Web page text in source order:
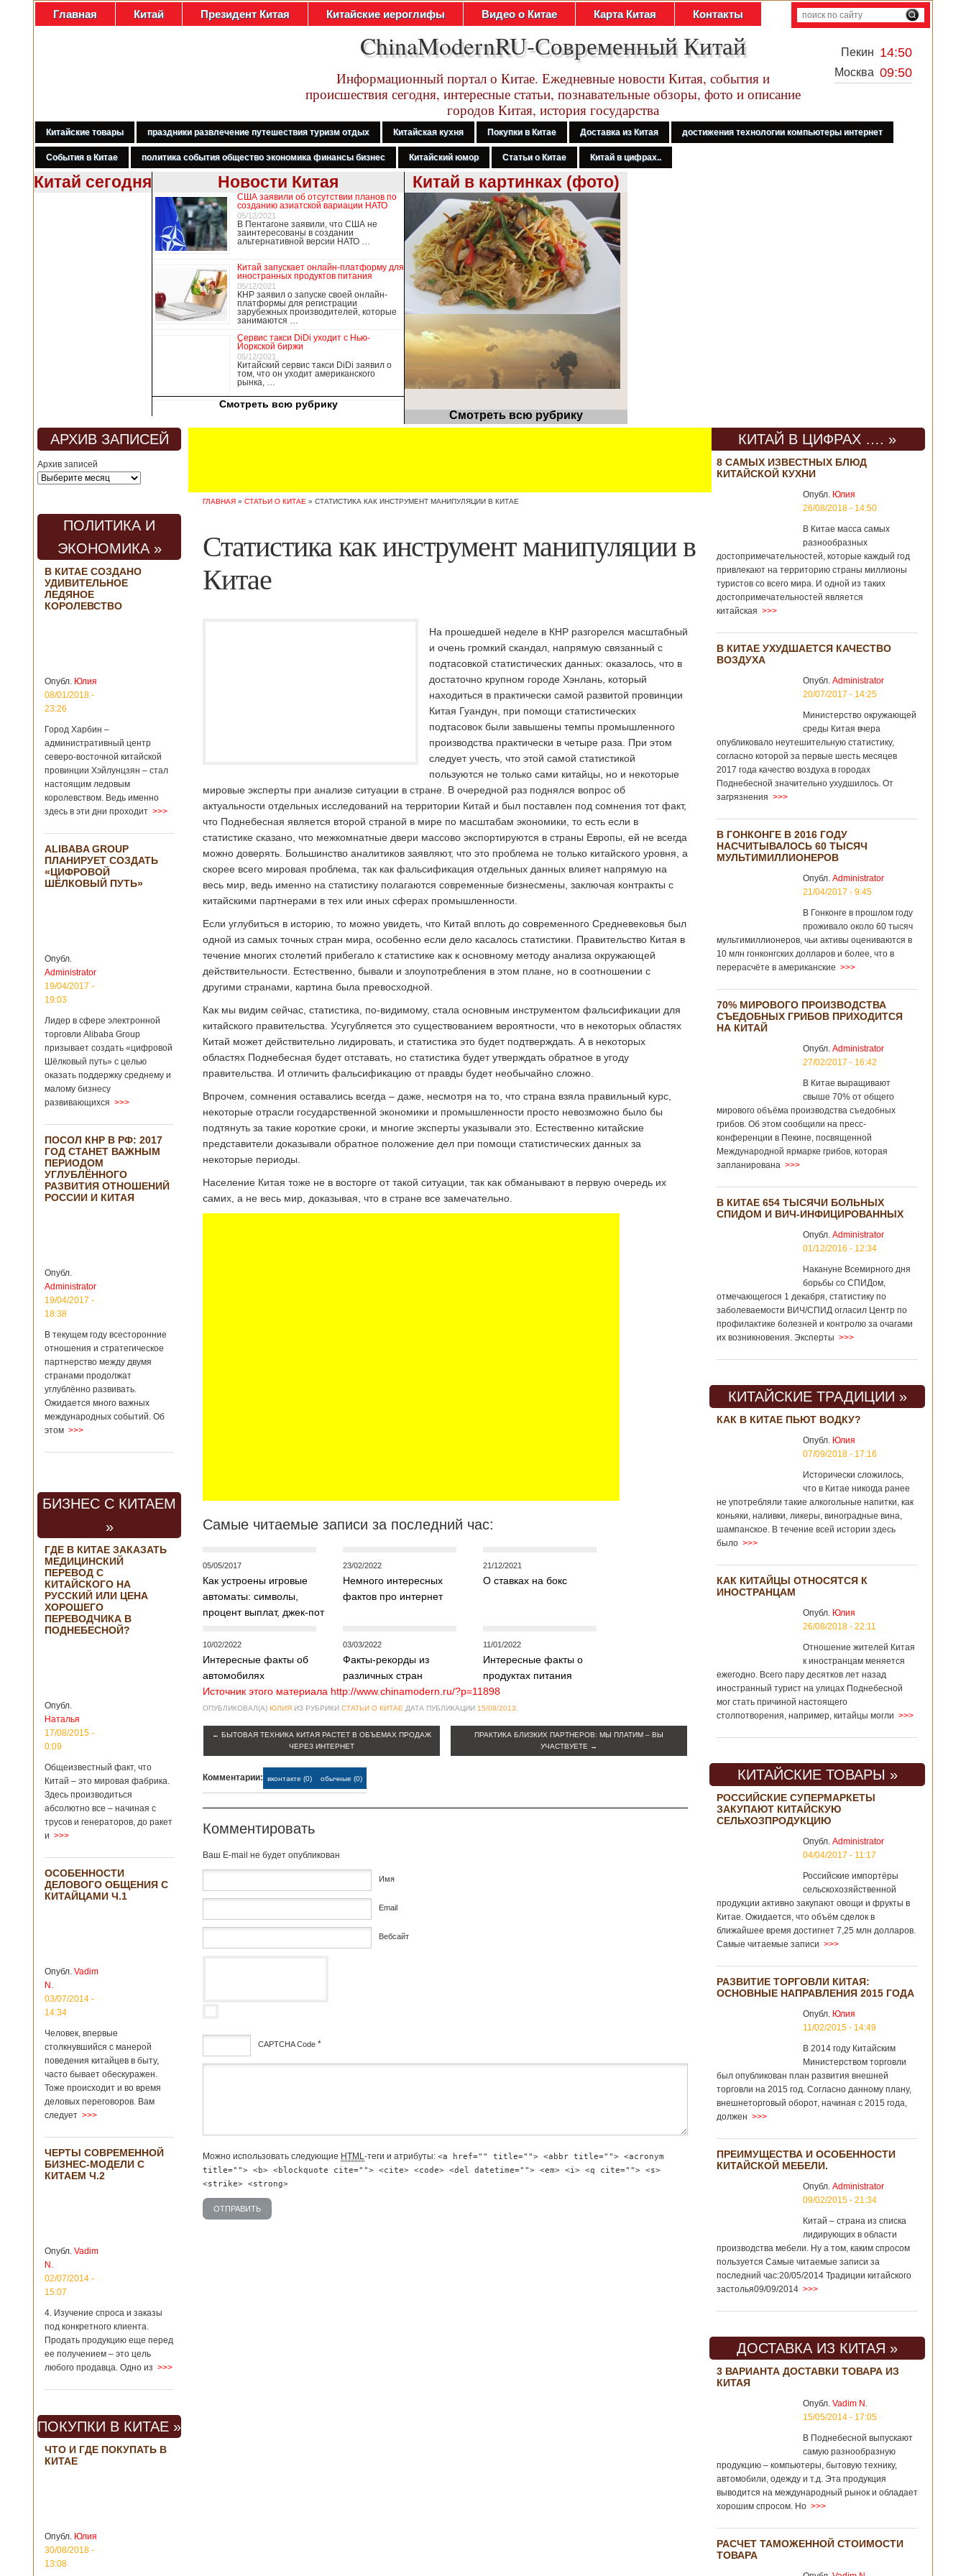
Главная Китай Президент Китая Китайские иероглифы Видео о Китае Карта Китая Контакты
ChinaModernRU-Современный Китай
Информационный портал о Китае. Ежедневные новости Китая, события и
происшествия сегодня, интересные статьи, познавательные обзоры, фото и описание
городов Китая, история государства
Пекин 14:50
Москва 09:50
Китайские товары праздники развлечение путешествия туризм отдых Китайская кухня Покупки в Китае Доставка из Китая достижения технологии компьютеры интернет
События в Китае политика события общество экономика финансы бизнес Китайский юмор Статьи о Китае Китай в цифрах..
Китай сегодня
чтобы власти
полностью
закрыли границу с
материковым
Китаем, что
короонавируса в
регионе.
протеста стало
профсоюзное
объединение
медицинских
работников. По
04/02/2020 - 15:45
Третий год
подряд Китай
становится
крупным
торговым
партнером
Германии
Как
свидетельствуют
данные, которые
Федеральным
статистическим
ведомством
Германии, в 2018
уже третий год
подряд. Объем
торговли между
Германией и
199,3 миллиарда
евро. Как
свидетельствуют
опубликованные
году размер
импорта из Китая
Подробнее...
21/02/2019 - 22:30
Китай и Россия
собираются
разрабатывать
тяжелый
вертолет
В ближайшее
время между
Китаем и Россией
планируется
подписание
директор по
региональной
политике и
международному
государственной
корпорации
«Ростех» Виктор
Кладов
журналистам в
ходе
выставки Aero
India-2019, которая
Россией на
разработку,
21/02/2019 - 22:26
В Китае найден
древний
крупный
бирюзовый
рудник
Китайским
археологам
удалось
обнаружить
крупнейший рудник
по добыче бирюзы
северо-западе
Китая. Об этом
сообщает
агентство Синьхуа,
Синьцзянский
институт
археологии и
культурных
реликвий. Площадь
участка, на
котором добывали
квадратных
километров.
Сообщается, что
12/02/2019 - 10:40
Удивительные
для туристов
вещи в Китае
Традиции и
образ жизни
существенно
отличаются от
европейского быта.
Мы собрали для
вас информацию о
вещах, которые
больше всего
удивляют туристов
в метрополитене В
Пекине или
Шанхае терактов
государством. Но в
метрополитене
Шанхая или
Подробнее...
23/09/2018 - 13:07
В Китае
появился на
свет ребенок
после смерти
родителей
В Китае спустя 4
года после смерти
родителей на свет
появился их
ребенок. Выносила
Перед смертью
супруги
заморозили
несколько
матери. Эмбрионы
хранились в
клинике в жидком
Новости Китая
США заявили об отсутствии планов по
созданию азиатской вариации НАТО
05/12/2021
В Пентагоне заявили, что США не
заинтересованы в создании
альтернативной версии НАТО …
Китай запускает онлайн-платформу для
иностранных продуктов питания
05/12/2021
КНР заявил о запуске своей онлайн-
платформы для регистрации
зарубежных производителей, которые
занимаются …
Сервис такси DiDi уходит с Нью-
Йоркской биржи
05/12/2021
Китайский сервис такси DiDi заявил о
том, что он уходит американского
рынка, …
Смотреть всю рубрику
Китай в картинках (фото)
Смотреть всю рубрику
АРХИВ ЗАПИСЕЙ
Архив записей
ПОЛИТИКА И
ЭКОНОМИКА »
В КИТАЕ СОЗДАНО
УДИВИТЕЛЬНОЕ
ЛЕДЯНОЕ
КОРОЛЕВСТВО
Опубл. Юлия
08/01/2018 -
23:26
Город Харбин –
административный центр
северо-восточной китайской
провинции Хэйлунцзян – стал
настоящим ледовым
королевством. Ведь именно
здесь в эти дни проходит >>>
ALIBABA GROUP
ПЛАНИРУЕТ СОЗДАТЬ
«ЦИФРОВОЙ
ШЁЛКОВЫЙ ПУТЬ»
Опубл.
Administrator
19/04/2017 -
19:03
Лидер в сфере электронной
торговли Alibaba Group
призывает создать «цифровой
Шёлковый путь» с целью
оказать поддержку среднему и
малому бизнесу
развивающихся >>>
ПОСОЛ КНР В РФ: 2017
ГОД СТАНЕТ ВАЖНЫМ
ПЕРИОДОМ
УГЛУБЛЁННОГО
РАЗВИТИЯ ОТНОШЕНИЙ
РОССИИ И КИТАЯ
Опубл.
Administrator
19/04/2017 -
18:38
В текущем году всесторонние
отношения и стратегическое
партнерство между двумя
странами продолжат
углублённо развивать.
Ожидается много важных
международных событий. Об
этом >>>
БИЗНЕС С КИТАЕМ
»
ГДЕ В КИТАЕ ЗАКАЗАТЬ
МЕДИЦИНСКИЙ
ПЕРЕВОД С
КИТАЙСКОГО НА
РУССКИЙ ИЛИ ЦЕНА
ХОРОШЕГО
ПЕРЕВОДЧИКА В
ПОДНЕБЕСНОЙ?
Опубл.
Наталья
17/08/2015 -
0:09
Общеизвестный факт, что
Китай – это мировая фабрика.
Здесь производиться
абсолютно все – начиная с
трусов и генераторов, до ракет
и >>>
ОСОБЕННОСТИ
ДЕЛОВОГО ОБЩЕНИЯ С
КИТАЙЦАМИ Ч.1
Опубл. Vadim
N.
03/07/2014 -
14:34
Человек, впервые
столкнувшийся с манерой
поведения китайцев в быту,
часто бывает обескуражен.
Тоже происходит и во время
деловых переговоров. Вам
следует >>>
ЧЕРТЫ СОВРЕМЕННОЙ
БИЗНЕС-МОДЕЛИ С
КИТАЕМ Ч.2
Опубл. Vadim
N.
02/07/2014 -
15:07
4. Изучение спроса и заказы
под конкретного клиента.
Продать продукцию еще перед
ее получением – это цель
любого продавца. Одно из >>>
ПОКУПКИ В КИТАЕ »
ЧТО И ГДЕ ПОКУПАТЬ В
КИТАЕ
Опубл. Юлия
30/08/2018 -
13:08
ГЛАВНАЯ » СТАТЬИ О КИТАЕ » СТАТИСТИКА КАК ИНСТРУМЕНТ МАНИПУЛЯЦИИ В КИТАЕ
Статистика как инструмент манипуляции в
Китае
На прошедшей неделе в КНР разгорелся масштабный
и очень громкий скандал, напрямую связанный с
подтасовкой статистических данных: оказалось, что в
достаточно крупном городе Хэнлань, который
находиться в практически самой развитой провинции
Китая Гуандун, при помощи статистических
подтасовок были завышены темпы промышленного
производства практически в четыре раза. При этом
следует учесть, что этой самой статистикой
пользуются не только сами китайцы, но и некоторые
мировые эксперты при анализе ситуации в стране. В очередной раз поднялся вопрос об
актуальности отдельных исследований на территории Китай и был поставлен под сомнения тот факт,
что Поднебесная является второй страной в мире по масштабам экономики, то есть если в
статистике сказано, что межкомнатные двери массово экспортируются в страны Европы, ей не всегда
можно доверять. Большинство аналитиков заявляют, что это проблема не только китайского уровня, а
скорее всего мировая проблема, так как фальсификация отдельных данных влияет напрямую на
весь мир, ведь именно на статистику полагаются современные бизнесмены, заключая контракты с
китайскими партнерами в тех или иных сферах промышленности.
Если углубиться в историю, то можно увидеть, что Китай вплоть до современного Средневековья был
одной из самых точных стран мира, особенно если дело касалось статистики. Правительство Китая в
течение многих столетий прибегало к статистике как к основному методу анализа окружающей
действительности. Естественно, бывали и злоупотребления в этом плане, но в соотношении с
другими странами, картина была превосходной.
Как мы видим сейчас, статистика, по-видимому, стала основным инструментом фальсификации для
китайского правительства. Усугубляется это существованием вероятности, что в некоторых областях
Китай может действительно лидировать, и статистика это будет подтверждать. А в некоторых
областях Поднебесная будет отставать, но статистика будет утверждать обратное в угоду
правительства. И отличить фальсификацию от правды будет необычайно сложно.
Впрочем, сомнения оставались всегда – даже, несмотря на то, что страна взяла правильный курс,
некоторые отрасли государственной экономики и промышленности просто невозможно было бы
подтянуть за такие короткие сроки, и многие эксперты указывали это. Естественно китайские
представители доказывали обратное положение дел при помощи статистических данных за
некоторые периоды.
Население Китая тоже не в восторге от такой ситуации, так как обманывают в первую очередь их
самих, а не весь мир, доказывая, что в стране все замечательно.
Самые читаемые записи за последний час:
05/05/2017
Как устроены игровые
автоматы: символы,
процент выплат, джек-пот
23/02/2022
Немного интересных
фактов про интернет
21/12/2021
О ставках на бокс
10/02/2022
Интересные факты об
автомобилях
03/03/2022
Факты-рекорды из
различных стран
11/01/2022
Интересные факты о
продуктах питания
Источник этого материала http://www.chinamodern.ru/?p=11898
ОПУБЛИКОВАЛ(А) ЮЛИЯ ИЗ РУБРИКИ СТАТЬИ О КИТАЕ ДАТА ПУБЛИКАЦИИ 15/08/2013
← БЫТОВАЯ ТЕХНИКА КИТАЯ РАСТЕТ В ОБЪЕМАХ ПРОДАЖ
ЧЕРЕЗ ИНТЕРНЕТ
ПРАКТИКА БЛИЗКИХ ПАРТНЕРОВ: МЫ ПЛАТИМ – ВЫ
УЧАСТВУЕТЕ →
Комментарии: вконтакте (0) обычные (0)
Комментировать
Baш E-mail не будет опубликован
Имя
Email
Вебсайт
CAPTCHA Code *
Можно использовать следующие HTML-теги и атрибуты: <a href="" title=""> <abbr title=""> <acronym
title=""> <b> <blockquote cite=""> <cite> <code> <del datetime=""> <em> <i> <q cite=""> <s>
<strike> <strong>
КИТАЙ В ЦИФРАХ …. »
8 САМЫХ ИЗВЕСТНЫХ БЛЮД
КИТАЙСКОЙ КУХНИ
Опубл. Юлия
26/08/2018 - 14:50
В Китае масса самых
разнообразных
достопримечательностей, которые каждый год
привлекают на территорию страны миллионы
туристов со всего мира. И одной из таких
достопримечательностей является
китайская >>>
В КИТАЕ УХУДШАЕТСЯ КАЧЕСТВО
ВОЗДУХА
Опубл. Administrator
20/07/2017 - 14:25
Министерство окружающей
среды Китая вчера
опубликовало неутешительную статистику,
согласно которой за первые шесть месяцев
2017 года качество воздуха в городах
Поднебесной значительно ухудшилось. От
загрязнения >>>
В ГОНКОНГЕ В 2016 ГОДУ
НАСЧИТЫВАЛОСЬ 60 ТЫСЯЧ
МУЛЬТИМИЛЛИОНЕРОВ
Опубл. Administrator
21/04/2017 - 9:45
В Гонконге в прошлом году
проживало около 60 тысяч
мультимиллионеров, чьи активы оцениваются в
10 млн гонконгских долларов и более, что в
перерасчёте в американские >>>
70% МИРОВОГО ПРОИЗВОДСТВА
СЪЕДОБНЫХ ГРИБОВ ПРИХОДИТСЯ
НА КИТАЙ
Опубл. Administrator
27/02/2017 - 16:42
В Китае выращивают
свыше 70% от общего
мирового объёма производства съедобных
грибов. Об этом сообщили на пресс-
конференции в Пекине, посвященной
Международной ярмарке грибов, которая
запланирована >>>
В КИТАЕ 654 ТЫСЯЧИ БОЛЬНЫХ
СПИДОМ И ВИЧ-ИНФИЦИРОВАННЫХ
Опубл. Administrator
01/12/2016 - 12:34
Накануне Всемирного дня
борьбы со СПИДом,
отмечающегося 1 декабря, статистику по
заболеваемости ВИЧ/СПИД огласил Центр по
профилактике болезней и контролю за очагами
их возникновения. Эксперты >>>
КИТАЙСКИЕ ТРАДИЦИИ »
КАК В КИТАЕ ПЬЮТ ВОДКУ?
Опубл. Юлия
07/09/2018 - 17:16
Исторически сложилось,
что в Китае никогда ранее
не употребляли такие алкогольные напитки, как
коньяки, наливки, ликеры, виноградные вина,
шампанское. В течение всей истории здесь
было >>>
КАК КИТАЙЦЫ ОТНОСЯТСЯ К
ИНОСТРАНЦАМ
Опубл. Юлия
26/08/2018 - 22:11
Отношение жителей Китая
к иностранцам меняется
ежегодно. Всего пару десятков лет назад
иностранный турист на улицах Поднебесной
мог стать причиной настоящего
столпотворения, например, китайцы могли >>>
КИТАЙСКИЕ ТОВАРЫ »
РОССИЙСКИЕ СУПЕРМАРКЕТЫ
ЗАКУПАЮТ КИТАЙСКУЮ
СЕЛЬХОЗПРОДУКЦИЮ
Опубл. Administrator
04/04/2017 - 11:17
Российские импортёры
сельскохозяйственной
продукции активно закупают овощи и фрукты в
Китае. Ожидается, что объём сделок в
ближайшее время достигнет 7,25 млн долларов.
Самые читаемые записи >>>
РАЗВИТИЕ ТОРГОВЛИ КИТАЯ:
ОСНОВНЫЕ НАПРАВЛЕНИЯ 2015 ГОДА
Опубл. Юлия
11/02/2015 - 14:49
В 2014 году Китайским
Министерством торговли
был опубликован план развития внешней
торговли на 2015 год. Согласно данному плану,
внешнеторговый оборот, начиная с 2015 года,
должен >>>
ПРЕИМУЩЕСТВА И ОСОБЕННОСТИ
КИТАЙСКОЙ МЕБЕЛИ.
Опубл. Administrator
09/02/2015 - 21:34
Китай – страна из списка
лидирующих в области
производства мебели. Ну а том, каким спросом
пользуется Самые читаемые записи за
последний час:20/05/2014 Традиции китайского
застолья09/09/2014 >>>
ДОСТАВКА ИЗ КИТАЯ »
3 ВАРИАНТА ДОСТАВКИ ТОВАРА ИЗ
КИТАЯ
Опубл. Vadim N.
15/05/2014 - 17:05
В Поднебесной выпускают
самую разнообразную
продукцию – компьютеры, бытовую технику,
автомобили, одежду и т.д. Эта продукция
выводится на международный рынок и обладает
хорошим спросом. Но >>>
РАСЧЕТ ТАМОЖЕННОЙ СТОИМОСТИ
ТОВАРА